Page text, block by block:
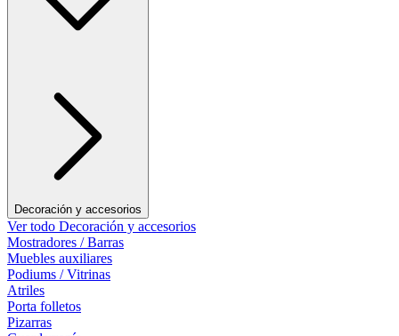
Decoración y accesorios
Ver todo Decoración y accesorios
Mostradores / Barras
Muebles auxiliares
Podiums / Vitrinas
Atriles
Porta folletos
Pizarras